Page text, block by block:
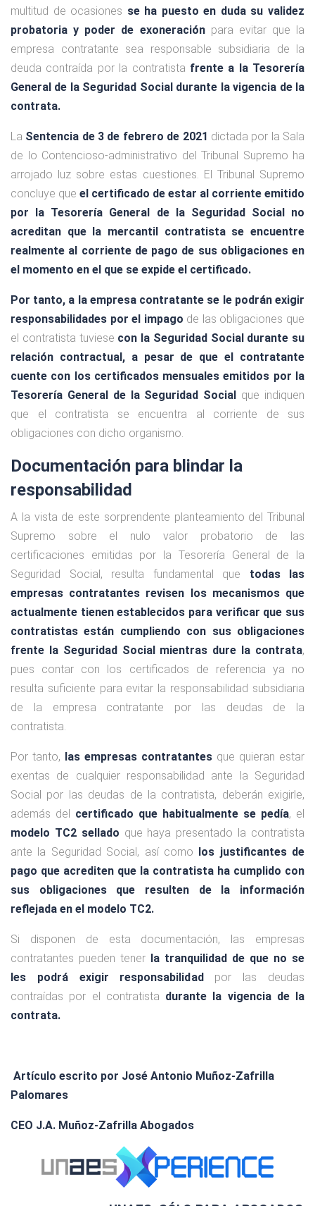
multitud de ocasiones se ha puesto en duda su validez
probatoria y poder de exoneraciónpara evitar que la
empresa contratante sea responsable subsidiaria de la
deuda contraída por la contratista frente a la Tesorería
General de la Seguridad Social durante la vigencia de la
contrata.
La Sentencia de 3 de febrero de 2021 dictada por la Sala
de lo Contencioso-administrativo del Tribunal Supremo ha
arrojado luz sobre estas cuestiones. El Tribunal Supremo
concluye que el certificado de estar al corriente emitido
por la Tesorería General de la Seguridad Social no
acreditan que la mercantil contratista se encuentre
realmente al corriente de pago de sus obligaciones en
el momento en el que se expide el certificado.
Por tanto, a la empresa contratante se le podrán exigir
responsabilidades por el impago de las obligaciones que
el contratista tuviese con la Seguridad Social durante su
relación contractual, a pesar de que el contratante
cuente con los certificados mensuales emitidos por la
Tesorería General de la Seguridad Social
que indiquen
que el contratista se encuentra al corriente de sus
obligaciones con dicho organismo.
Documentación para blindar la
responsabilidad
A la vista de este sorprendente planteamiento del Tribunal
Supremo sobre el nulo valor probatorio de las
certificaciones emitidas por la Tesorería General de la
Seguridad Social, resulta fundamental que todas las
empresas contratantes revisen los mecanismos que
actualmente tienen establecidos para verificar que sus
contratistas están cumpliendo con sus obligaciones
frente la Seguridad Social mientras dure la contrata,
pues contar con los certificados de referencia ya no
resulta suficiente para evitar la responsabilidad subsidiaria
de la empresa contratante por las deudas de la
contratista.
Por tanto, las empresas contratantes que quieran estar
exentas de cualquier responsabilidad ante la Seguridad
Social por las deudas de la contratista, deberán exigirle,
además del certificado que habitualmente se pedía, el
modelo TC2 sellado que haya presentado la contratista
ante la Seguridad Social, así como
los justificantes de
pago que acrediten que la contratista ha cumplido con
sus obligaciones que resulten de la información
reflejada en el modelo TC2.
Si disponen de esta documentación, las empresas
contratantes pueden tener
la tranquilidad de que no se
les podrá exigir responsabilidad por las deudas
contraídas por el contratista durante la vigencia de la
contrata.
Artículo escrito por José Antonio Muñoz-Zafrilla
Palomares
CEO J.A. Muñoz-Zafrilla Abogados